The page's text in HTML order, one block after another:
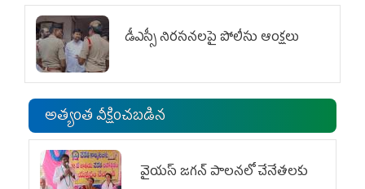
డీఎస్సీ నిరసనలపై పోలీసు ఆంక్షలు
అత్యంత వీక్షించబడిన
వైయ‌స్ జగన్ పాలనలో చేనేతలకు